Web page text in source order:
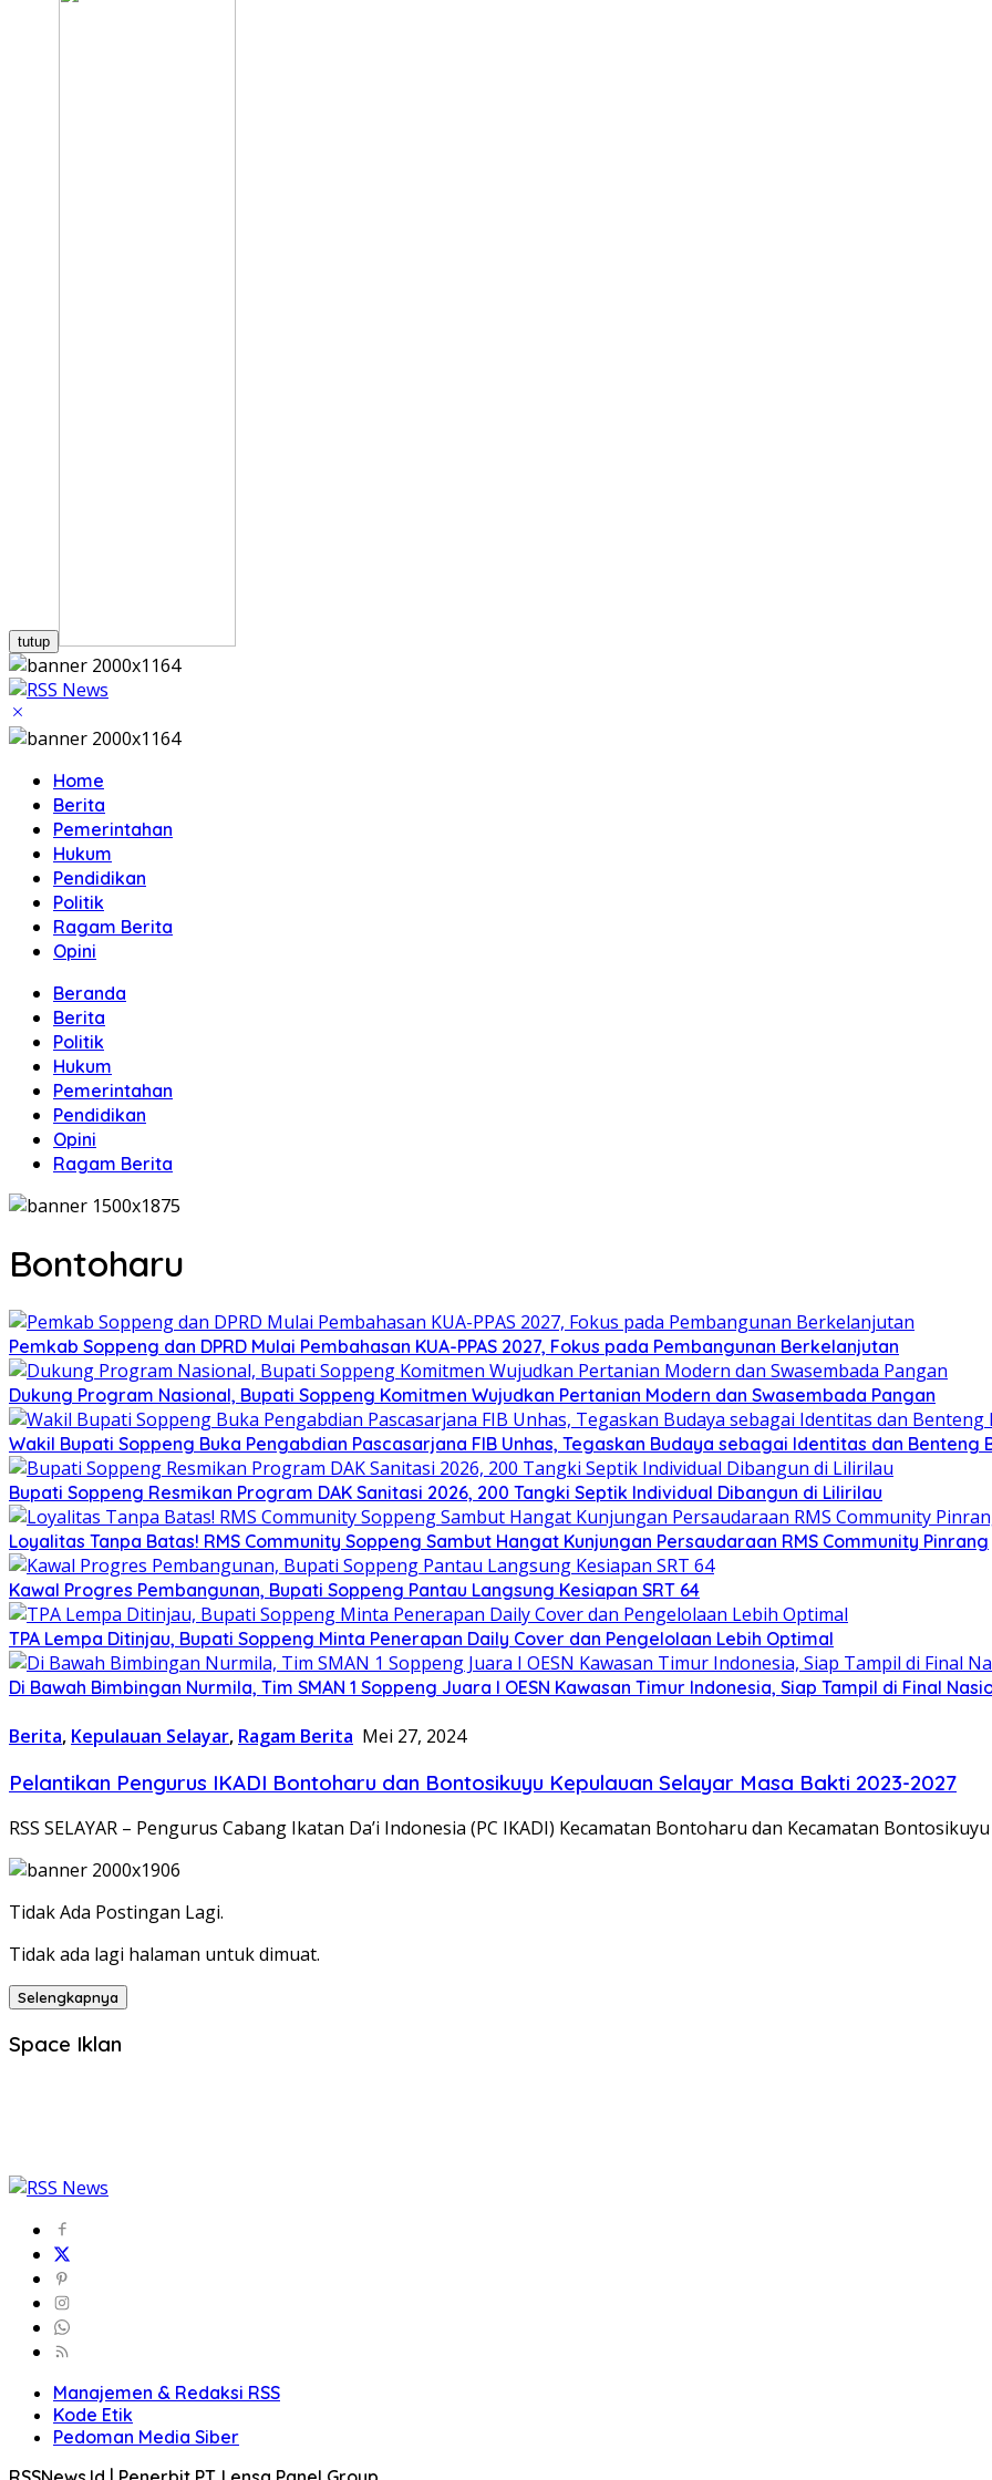
tutup
Home
Berita
Pemerintahan
Hukum
Pendidikan
Politik
Ragam Berita
Opini
Beranda
Berita
Politik
Hukum
Pemerintahan
Pendidikan
Opini
Ragam Berita
Bontoharu
Pemkab Soppeng dan DPRD Mulai Pembahasan KUA-PPAS 2027, Fokus pada Pembangunan Berkelanjutan
Dukung Program Nasional, Bupati Soppeng Komitmen Wujudkan Pertanian Modern dan Swasembada Pangan
Wakil Bupati Soppeng Buka Pengabdian Pascasarjana FIB Unhas, Tegaskan Budaya sebagai Identitas dan Benteng
Bupati Soppeng Resmikan Program DAK Sanitasi 2026, 200 Tangki Septik Individual Dibangun di Lilirilau
Loyalitas Tanpa Batas! RMS Community Soppeng Sambut Hangat Kunjungan Persaudaraan RMS Community Pinrang
Kawal Progres Pembangunan, Bupati Soppeng Pantau Langsung Kesiapan SRT 64
TPA Lempa Ditinjau, Bupati Soppeng Minta Penerapan Daily Cover dan Pengelolaan Lebih Optimal
Di Bawah Bimbingan Nurmila, Tim SMAN 1 Soppeng Juara I OESN Kawasan Timur Indonesia, Siap Tampil di Final
Berita, Kepulauan Selayar, Ragam Berita Mei 27, 2024
Pelantikan Pengurus IKADI Bontoharu dan Bontosikuyu Kepulauan Selayar Masa Bakti 2023-2027
RSS SELAYAR – Pengurus Cabang Ikatan Da’i Indonesia (PC IKADI) Kecamatan Bontoharu dan Kecamatan
Tidak Ada Postingan Lagi.
Tidak ada lagi halaman untuk dimuat.
Selengkapnya
Space Iklan
Manajemen & Redaksi RSS
Kode Etik
Pedoman Media Siber